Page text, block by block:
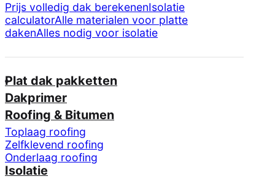
Prijs volledig dak berekenenIsolatie
calculatorAlle materialen voor platte
dakenAlles nodig voor isolatie
Plat dak pakketten
Dakprimer
Roofing & Bitumen
Toplaag roofing
Zelfklevend roofing
Onderlaag roofing
Isolatie